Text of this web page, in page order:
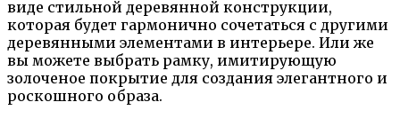
виде стильной деревянной конструкции,
которая будет гармонично сочетаться с другими
деревянными элементами в интерьере. Или же
вы можете выбрать рамку, имитирующую
золоченое покрытие для создания элегантного и
роскошного образа.